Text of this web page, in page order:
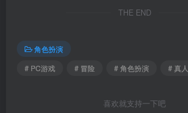
THE END
角色扮演
# PC游戏
# 冒险 # 角色扮演 # 真
喜欢就支持一下吧